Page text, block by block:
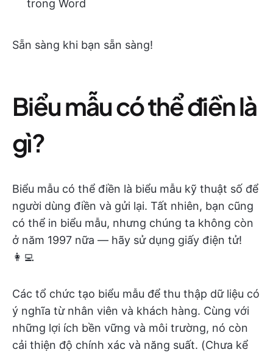
trong Word
Sẵn sàng khi bạn sẵn sàng!
Biểu mẫu có thể điền là
gì?
Biểu mẫu có thể điền là biểu mẫu kỹ thuật số để
người dùng điền và gửi lại. Tất nhiên, bạn cũng
có thể in biểu mẫu, nhưng chúng ta không còn
ở năm 1997 nữa — hãy sử dụng giấy điện tử!
👩‍💻
Các tổ chức tạo biểu mẫu để thu thập dữ liệu có
ý nghĩa từ nhân viên và khách hàng. Cùng với
những lợi ích bền vững và môi trường, nó còn
cải thiện độ chính xác và năng suất. (Chưa kể